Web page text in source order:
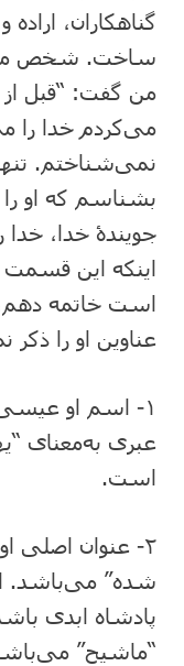
گناهکاران،
ساخت. شخص
من گفت: “قبل‌
می‌کردم خدا را
نمی‌شناختم.
بشناسم که او
جویندۀ خدا،
اینکه این
است خاتمه
عناوین او را ذکر
۱- اسم او
عبری به‌معنای
است.
۲- عنوان اصلی
شده” می‌باشد.
پادشاه ابدی
“ماشیح”